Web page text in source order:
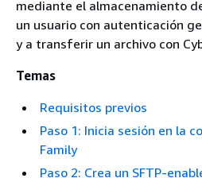
mediante el almacenamiento
un usuario con autenticación
y a transferir un archivo con
Temas
Requisitos previos
Paso 1: Inicia sesión en la
Family
Paso 2: Crea un SFTP-